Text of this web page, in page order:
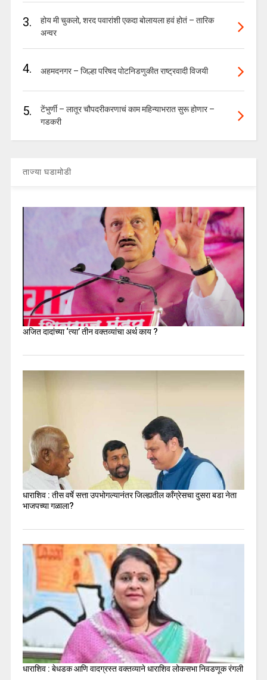
3.
होय मी चुकलो, शरद पवारांशी एकदा बोलायला हवं होतं – तारिक
अन्वर
4. अहमदनगर – जिल्हा परिषद पोटनिडणुकीत राष्ट्रवादी विजयी
5.
टेंभुर्णी – लातूर चौपदरीकरणाचं काम महिन्याभरात सुरू होणार –
गडकरी
ताज्या घडामोडी
अजित दादांच्या ‘त्या’ तीन वक्तव्यांचा अर्थ काय ?
धाराशिव : तीस वर्षे सत्ता उपभोगल्यानंतर जिल्ह्यतील कॉंग्रेसचा दुसरा बडा नेता
भाजपच्या गळाला?
धाराशिव : बेधडक आणि वादग्रस्त वक्तव्याने धाराशिव लोकसभा निवडणूक रंगली